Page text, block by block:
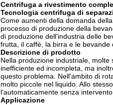
Centrifuga a rivestimento
Tecnologia centrifuga di
Come aumenti della domanda
processo di produzione della
di produzione dell'industria delle
frutta, il caffè, la birra e le
Descrizione di prodotto
Nella produzione industriale,
inefficiente ed incompleta, ma
questo problema. Nell'ambito di
molto piccole nel liquido. Allo
l'automaticamente senza
Applicazione